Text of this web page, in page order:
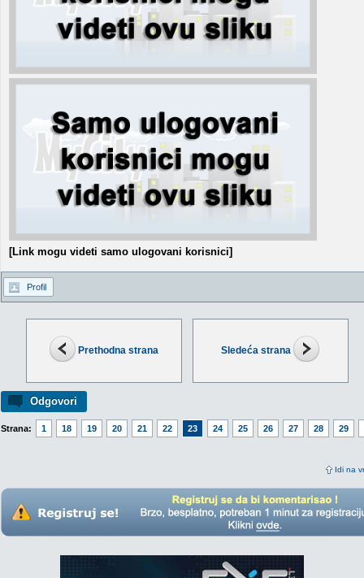
Prethodna strana Sledeća strana
Odgovori
Strana: 1 18 19 20 21 22 23 24 25 26 27 28 29
Idi na
[Link mogu videti samo ulogovani korisnici]
Profil